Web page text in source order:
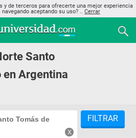
de terceros para ofrecerte una mejor experiencia
aceptando su uso? .. Cerrar
Santo
en Argentina
Tomás de
FILTRAR